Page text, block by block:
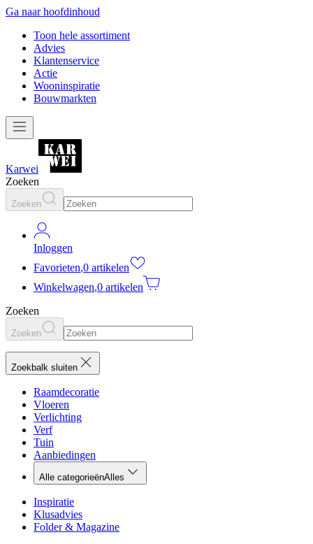
Ga naar hoofdinhoud
Toon hele assortiment
Advies
Klantenservice
Actie
Wooninspiratie
Bouwmarkten
Karwei
Zoeken
Zoeken
Inloggen
Favorieten,0 artikelen
Winkelwagen,0 artikelen
Zoeken
Zoeken
Zoekbalk sluiten
Raamdecoratie
Vloeren
Verlichting
Verf
Tuin
Aanbiedingen
Alle categorieënAlles
Inspiratie
Klusadvies
Folder & Magazine